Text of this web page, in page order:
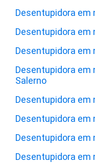
Desentupidora em
Desentupidora em
Desentupidora em
Desentupidora em
Salerno
Desentupidora em
Desentupidora em
Desentupidora em
Desentupidora em